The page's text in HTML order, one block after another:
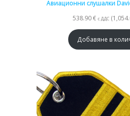
Авиационни слушалки
538.90€ с ДДС
Добавяне в